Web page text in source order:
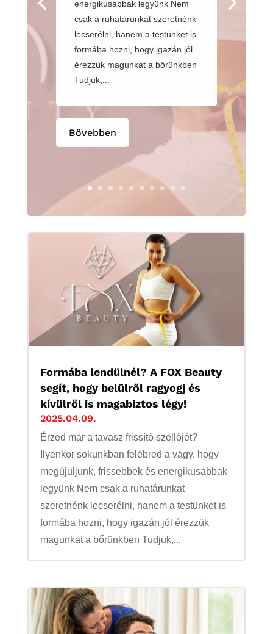
energikusabbak legyünk Nem
csak a ruhatárunkat szeretnénk
lecserélni, hanem a testünket is
formába hozni, hogy igazán jól
érezzük magunkat a bőrünkben
Tudjuk,...
Bővebben
Formába lendülnél? A FOX Beauty
segít, hogy belülről ragyogj és
kívülről is magabiztos légy!
2025.04.09.
Érzed már a tavasz frissítő szellőjét?
Ilyenkor sokunkban felébred a vágy, hogy
megújuljunk, frissebbek és energikusabbak
legyünk Nem csak a ruhatárunkat
szeretnénk lecserélni, hanem a testünket is
formába hozni, hogy igazán jól érezzük
magunkat a bőrünkben Tudjuk,...